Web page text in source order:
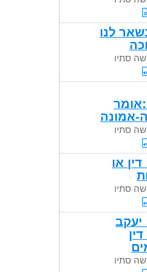
לנו
סתיו
אמונה
סתיו
או
סתיו
יעקב
סתיו